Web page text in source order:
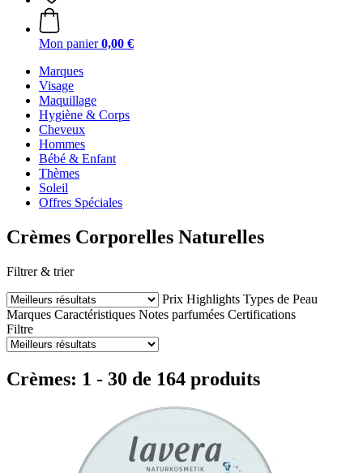
Mon panier 0,00 €
Marques
Visage
Maquillage
Hygiène & Corps
Cheveux
Hommes
Bébé & Enfant
Thèmes
Soleil
Offres Spéciales
Crèmes Corporelles Naturelles
Filtrer & trier
Prix Highlights Types de Peau
Marques Caractéristiques Notes parfumées Certifications
Filtre
Crèmes: 1 - 30 de 164 produits